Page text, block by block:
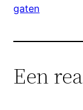
gaten
Een